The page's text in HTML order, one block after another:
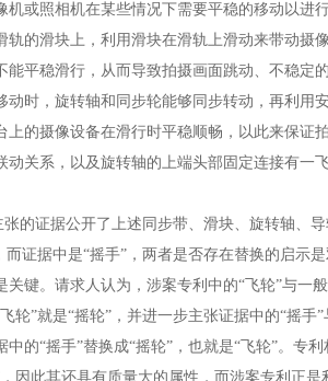
机或照相机在某些情况下需要平稳的移动以进
轨的滑块上，利用滑块在滑轨上滑动来带动摄
能平稳滑行，从而导致拍摄画面跳动、不稳定
动时，旋转轴和同步轮能够同步转动，再利用
上的摄像设备在滑行时平稳顺畅，以此来保证
动关系，以及旋转轴的上端头部固定连接有一
证据公开了上述同步带、滑块、旋转轴、导
而证据中是“摇手”，两者是否存在替换的启示
关键。请求人认为，涉案专利中的“飞轮”与一
轮”就是“摇轮”，并进一步主张证据中的“摇
中的“摇手”替换成“摇轮”，也就是“飞轮”。专
因此其还具有质量大的属性，而涉案专利正